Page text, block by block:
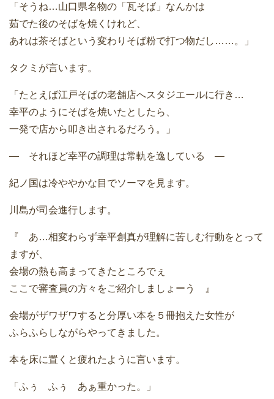
「そうね…山口県名物の「瓦そば」なんかは
茹でた後のそばを焼くけれど、
あれは茶そばという変わりそば粉で打つ物だし……。」
タクミが言います。
「たとえば江戸そばの老舗店へスタジエールに行き…
幸平のようにそばを焼いたとしたら、
一発で店から叩き出されるだろう。」
― それほど幸平の調理は常軌を逸している ―
紀ノ国は冷ややかな目でソーマを見ます。
川島が司会進行します。
『 あ…相変わらず幸平創真が理解に苦しむ行動をとって
ますが、
会場の熱も高まってきたところでぇ
ここで審査員の方々をご紹介しましょーう 』
会場がザワザワすると分厚い本を５冊抱えた女性が
ふらふらしながらやってきました。
本を床に置くと疲れたように言います。
「ふぅ ふぅ あぁ重かった。」